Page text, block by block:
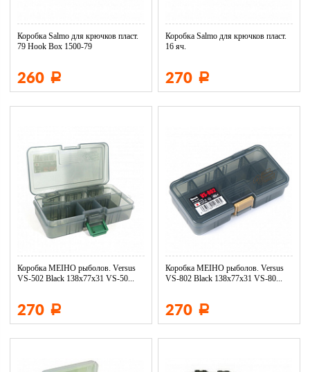
Коробка Salmo для крючков пласт.
79 Hook Box 1500-79
260 Р
Коробка Salmo для крючков пласт.
16 яч.
270 Р
Коробка MEIHO рыболов. Versus
VS-502 Black 138x77x31 VS-50...
270 Р
Коробка MEIHO рыболов. Versus
VS-802 Black 138x77x31 VS-80...
270 Р